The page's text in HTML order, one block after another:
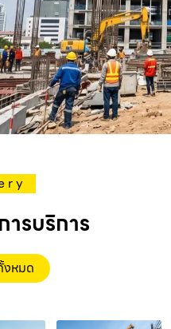
รบริการ
หมด